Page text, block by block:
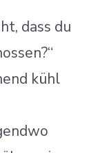
dass du
kühl